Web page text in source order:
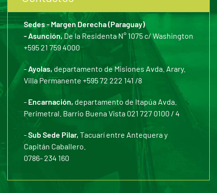
Sedes - Margen Derecha (Paraguay)
- Asunción,De la Residenta N° 1075 c/ Washington
+595 21 759 4000
-Ayolas, departamento de Misiones Avda. Arary.
Villa Permanente +595 72 222 141 /8
- Encarnación, departamento de Itapúa Avda.
Perimetral. Barrio Buena Vista 021 727 0100 / 4
-Sub Sede Pilar, Tacuarí entre Antequera y
Capitán Caballero.
0786- 234 160